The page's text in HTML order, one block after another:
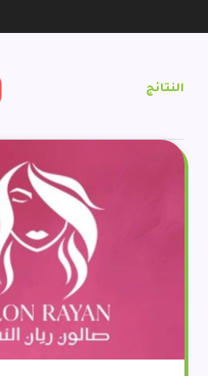
النتائج